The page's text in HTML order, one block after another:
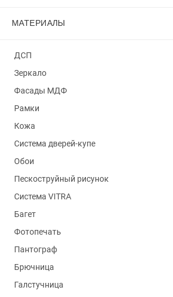
МАТЕРИАЛЫ
ДСП
Зеркало
Фасады МДФ
Рамки
Кожа
Система дверей-купе
Обои
Пескоструйный рисунок
Система VITRA
Багет
Фотопечать
Пантограф
Брючница
Галстучница